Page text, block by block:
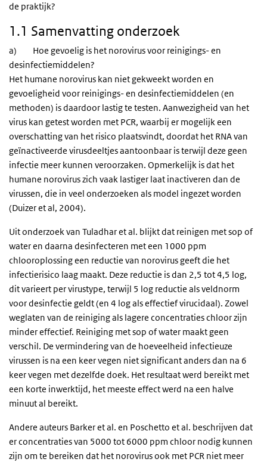
de praktijk?
1.1 Samenvatting onderzoek
a) Hoe gevoelig is het norovirus voor reinigings- en
desinfectiemiddelen?
Het humane norovirus kan niet gekweekt worden en
gevoeligheid voor reinigings- en desinfectiemiddelen (en
methoden) is daardoor lastig te testen. Aanwezigheid van het
virus kan getest worden met PCR, waarbij er mogelijk een
overschatting van het risico plaatsvindt, doordat het RNA van
geïnactiveerde virusdeeltjes aantoonbaar is terwijl deze geen
infectie meer kunnen veroorzaken. Opmerkelijk is dat het
humane norovirus zich vaak lastiger laat inactiveren dan de
virussen, die in veel onderzoeken als model ingezet worden
(Duizer et al, 2004).
Uit onderzoek van Tuladhar et al. blijkt dat reinigen met sop of
water en daarna desinfecteren met een 1000 ppm
chlooroplossing een reductie van norovirus geeft die het
infectierisico laag maakt. Deze reductie is dan 2,5 tot 4,5 log,
dit varieert per virustype, terwijl 5 log reductie als veldnorm
voor desinfectie geldt (en 4 log als effectief virucidaal). Zowel
weglaten van de reiniging als lagere concentraties chloor zijn
minder effectief. Reiniging met sop of water maakt geen
verschil. De vermindering van de hoeveelheid infectieuze
virussen is na een keer vegen niet significant anders dan na 6
keer vegen met dezelfde doek. Het resultaat werd bereikt met
een korte inwerktijd, het meeste effect werd na een halve
minuut al bereikt.
Andere auteurs Barker et al. en Poschetto et al. beschrijven dat
er concentraties van 5000 tot 6000 ppm chloor nodig kunnen
zijn om te bereiken dat het norovirus ook met PCR niet meer